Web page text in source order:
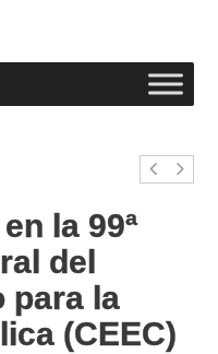
la 99ª
del
para la
(CEEC)